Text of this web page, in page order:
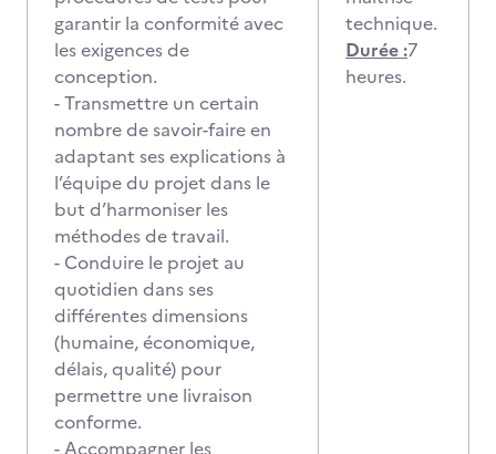
garantir la conformité avec
les exigences de
conception.
- Transmettre un certain
nombre de savoir-faire en
adaptant ses explications à
l’équipe du projet dans le
but d’harmoniser les
méthodes de travail.
- Conduire le projet au
quotidien dans ses
différentes dimensions
(humaine, économique,
délais, qualité) pour
permettre une livraison
conforme.
- Accompagner les
technique.
Durée :7
heures.